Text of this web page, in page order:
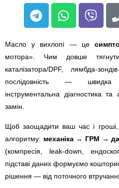
Масло у вихлопі — це
мотора». Чим довше
каталізатора/DPF, лямбда-
послідовність — швидка
інструментальна діагностика
замін.
Щоб заощадити ваш час і
алгоритму: механіка → ГРМ →
(компресія, leak-down,
підставі даних формуємо
рішення — від поточного